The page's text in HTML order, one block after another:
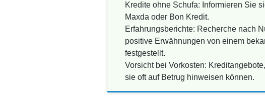
Kredite ohne Schufa: Informieren Sie
Maxda oder Bon Kredit.
Erfahrungsberichte: Recherche nach
positive Erwähnungen von einem
festgestellt.
Vorsicht bei Vorkosten:
sie oft auf Betrug hinweisen können.